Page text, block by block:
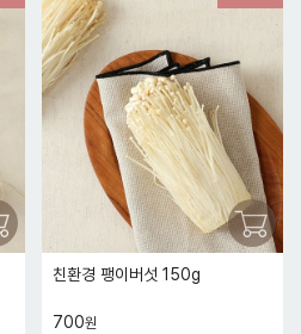
친환경 팽이버섯 150g
700원